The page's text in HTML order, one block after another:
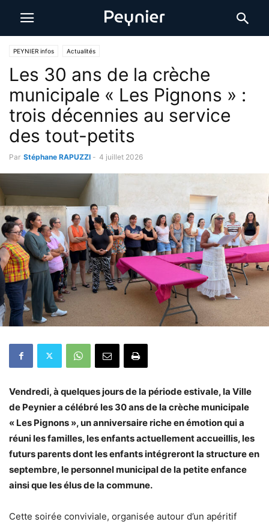
PEYNIER infos Actualités
Les 30 ans de la crèche
municipale « Les Pignons » :
trois décennies au service
des tout-petits
Par Stéphane RAPUZZI - 4 juillet 2026
Vendredi, à quelques jours de la période estivale, la Ville
de Peynier a célébré les 30 ans de la crèche municipale
« Les Pignons », un anniversaire riche en émotion qui a
réuni les familles, les enfants actuellement accueillis, les
futurs parents dont les enfants intégreront la structure en
septembre, le personnel municipal de la petite enfance
ainsi que les élus de la commune.
Cette soirée conviviale, organisée autour d’un apéritif